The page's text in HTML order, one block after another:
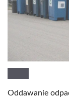
Oddawanie